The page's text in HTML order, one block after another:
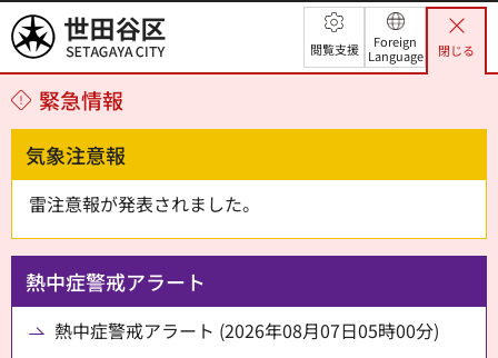
世田谷区 閲覧支援
Foreign
Language
閉じる
緊急情報
気象注意報
雷注意報が発表されました。
熱中症警戒アラート
熱中症警戒アラート (2026年08月07日05時00分)